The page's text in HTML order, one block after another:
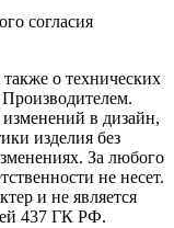
согласия
о технических
Производителем.
в дизайн,
изделия без
За любого
не несет.
и не является
437 ГК РФ.